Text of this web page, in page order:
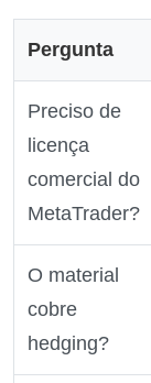
Pergunta
Preciso de
licença
comercial do
MetaTrader?
O material
cobre
hedging?